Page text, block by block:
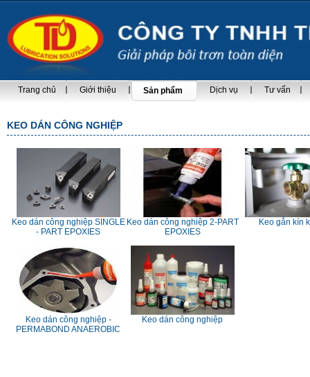
Trang chủ Giới thiệu Sản phẩm Dịch vụ Tư vấn
KEO DÁN CÔNG NGHIỆP
Keo dán công nghiệp SINGLE
- PART EPOXIES
Keo dán công nghiệp 2-PART
EPOXIES
Keo gắn kín
Keo dán công nghiệp -
PERMABOND ANAEROBIC
Keo dán công nghiệp